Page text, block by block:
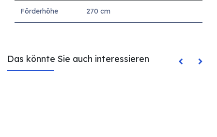
Förderhöhe 270 cm
Das könnte Sie auch interessieren